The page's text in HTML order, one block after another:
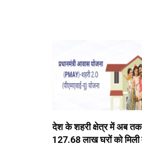
देश के शहरी क्षेत्र में अब तक
127.68 लाख घरों को मिली